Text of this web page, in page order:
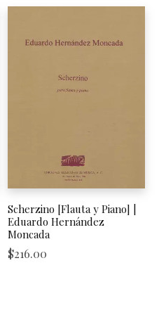
Scherzino [Flauta y Piano] |
Eduardo Hernández
Moncada
$216.00